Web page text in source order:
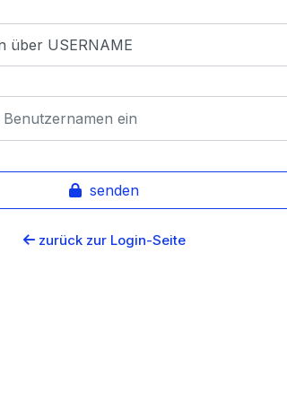
senden
zurück zur Login-Seite